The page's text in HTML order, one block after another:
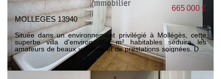
665 000 €
MOLLEGES 13940
Située dans un environnement privilégié à Mollégès, cette
superbe villa d'environ 154 m² habitables séduira les
amateurs de beaux volumes et de prestations soignées. Dès
l'entrée, vous découvrirez une magnifique pièce de vie de
près de 70 m², baignée de lumière, offrant un espace
convivial avec sa cuisine ouverte parfaitement intégrée. Un
lieu idéal pour recevoir famille et amis dans une atmosphère